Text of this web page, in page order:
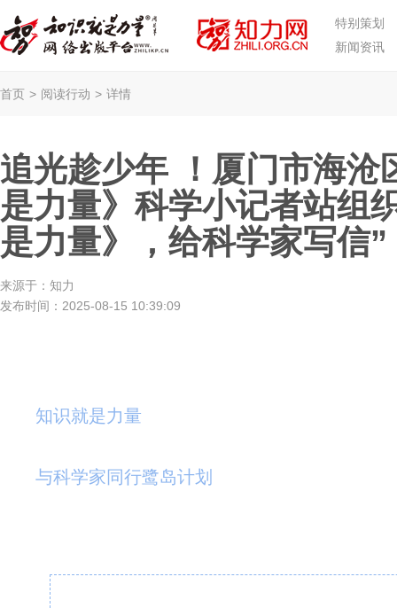
特别策划
新闻资讯
首页 > 阅读行动 > 详情
追光趁少年 ！厦门市海沧
是力量》科学小记者站组
是力量》，给科学家写信”
来源于： 知力
发布时间： 2025-08-15 10:39:09
知识就是力量
与科学家同行鹭岛计划